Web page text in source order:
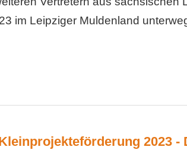
im Leipziger Muldenland
2023 -